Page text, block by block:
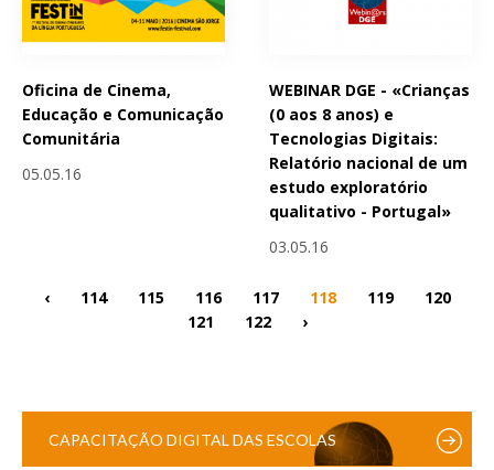
Oficina de Cinema,
Educação e Comunicação
Comunitária
05.05.16
WEBINAR DGE - «Crianças
(0 aos 8 anos) e
Tecnologias Digitais:
Relatório nacional de um
estudo exploratório
qualitativo - Portugal»
03.05.16
‹ 114 115 116 117 118 119
120
121
122 ›
CAPACITAÇÃO DIGITAL DAS ESCOLAS